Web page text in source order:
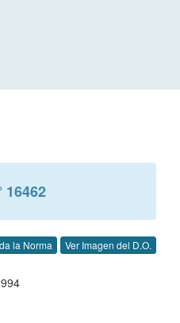
16462
la Norma Ver Imagen del D.O.